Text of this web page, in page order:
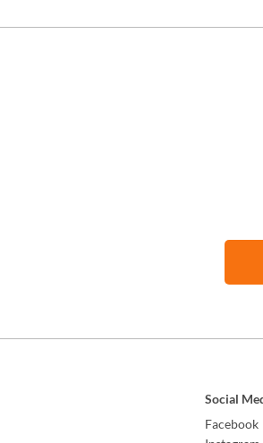
Social
Facebook